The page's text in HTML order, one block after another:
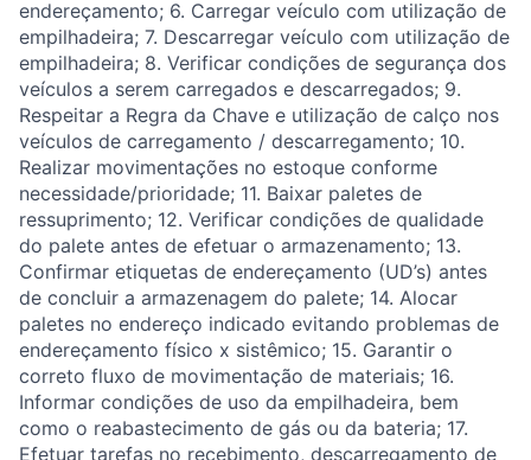
endereçamento; 6. Carregar veículo com utilização de
empilhadeira; 7. Descarregar veículo com utilização de
empilhadeira; 8. Verificar condições de segurança dos
veículos a serem carregados e descarregados; 9.
Respeitar a Regra da Chave e utilização de calço nos
veículos de carregamento / descarregamento; 10.
Realizar movimentações no estoque conforme
necessidade/prioridade; 11. Baixar paletes de
ressuprimento; 12. Verificar condições de qualidade
do palete antes de efetuar o armazenamento; 13.
Confirmar etiquetas de endereçamento (UD’s) antes
de concluir a armazenagem do palete; 14. Alocar
paletes no endereço indicado evitando problemas de
endereçamento físico x sistêmico; 15. Garantir o
correto fluxo de movimentação de materiais; 16.
Informar condições de uso da empilhadeira, bem
como o reabastecimento de gás ou da bateria; 17.
Efetuar tarefas no recebimento, descarregamento de